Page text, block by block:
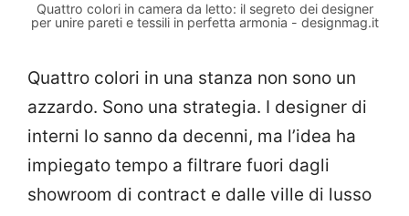
Quattro colori in camera da letto: il segreto dei designer
per unire pareti e tessili in perfetta armonia - designmag.it
Quattro colori in una stanza non sono un
azzardo. Sono una strategia. I designer di
interni lo sanno da decenni, ma l’idea ha
impiegato tempo a filtrare fuori dagli
showroom di contract e dalle ville di lusso